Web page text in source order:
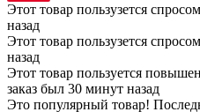
Этот товар пользузется
назад
Этот товар пользузется
назад
Этот товар пользуется
заказ был 30 минут назад
Это популярный товар!